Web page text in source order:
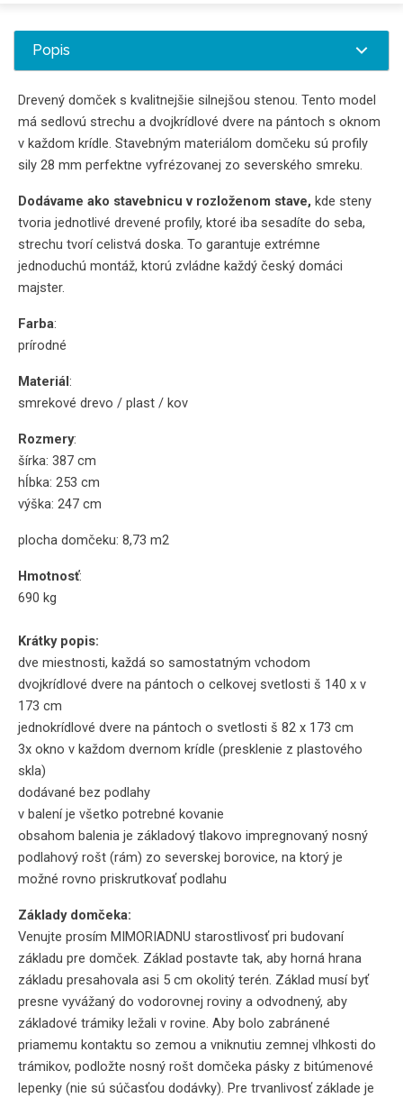
Popis
Drevený domček s kvalitnejšie silnejšou stenou. Tento model
má sedlovú strechu a dvojkrídlové dvere na pántoch s oknom
v každom krídle. Stavebným materiálom domčeku sú profily
sily 28 mm perfektne vyfrézovanej zo severského smreku.
Dodávame ako stavebnicu v rozloženom stave, kde steny
tvoria jednotlivé drevené profily, ktoré iba sesadíte do seba,
strechu tvorí celistvá doska. To garantuje extrémne
jednoduchú montáž, ktorú zvládne každý český domáci
majster.
Farba:
prírodné
Materiál:
smrekové drevo / plast / kov
Rozmery:
šírka: 387 cm
hĺbka: 253 cm
výška: 247 cm
plocha domčeku: 8,73 m2
Hmotnosť:
690 kg
Krátky popis:
dve miestnosti, každá so samostatným vchodom
dvojkrídlové dvere na pántoch o celkovej svetlosti š 140 x v
173 cm
jednokrídlové dvere na pántoch o svetlosti š 82 x 173 cm
3x okno v každom dvernom krídle (presklenie z plastového
skla)
dodávané bez podlahy
v balení je všetko potrebné kovanie
obsahom balenia je základový tlakovo impregnovaný nosný
podlahový rošt (rám) zo severskej borovice, na ktorý je
možné rovno priskrutkovať podlahu
Základy domčeka:
Venujte prosím MIMORIADNU starostlivosť pri budovaní
základu pre domček. Základ postavte tak, aby horná hrana
základu presahovala asi 5 cm okolitý terén. Základ musí byť
presne vyvážaný do vodorovnej roviny a odvodnený, aby
základové trámiky ležali v rovine. Aby bolo zabránené
priamemu kontaktu so zemou a vniknutiu zemnej vlhkosti do
trámikov, podložte nosný rošt domčeka pásky z bitúmenové
lepenky (nie sú súčasťou dodávky). Pre trvanlivosť základe je